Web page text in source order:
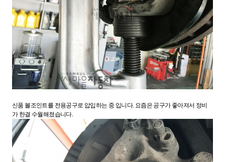
신품 볼조인트를 전용공구로 압입하는 중 입니다. 요즘은 공구가 좋아져서 정비
가 한결 수월해졌습니다.